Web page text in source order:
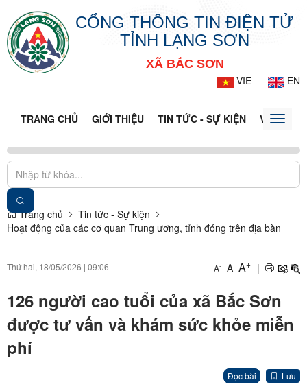
CỔNG THÔNG TIN ĐIỆN TỬ
TỈNH LẠNG SƠN
XÃ BẮC SƠN
VIE
EN
TRANG CHỦ GIỚI THIỆU TIN TỨC - SỰ KIỆN VĂN BẢN
Toggle
Trang chủ
Tin tức - Sự kiện
Hoạt động của các cơ quan Trung ương, tỉnh đóng trên địa bàn
Thứ hai, 18/05/2026 | 09:06 A- A A+ |
126 người cao tuổi của xã Bắc Sơn
được tư vấn và khám sức khỏe miễn
phí
Đọc bài Lưu